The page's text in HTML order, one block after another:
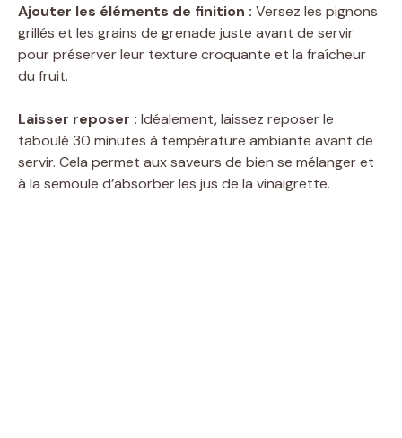
Ajouter les éléments de finition : Versez les pignons
grillés et les grains de grenade juste avant de servir
pour préserver leur texture croquante et la fraîcheur
du fruit.
Laisser reposer : Idéalement, laissez reposer le
taboulé 30 minutes à température ambiante avant de
servir. Cela permet aux saveurs de bien se mélanger et
à la semoule d’absorber les jus de la vinaigrette.